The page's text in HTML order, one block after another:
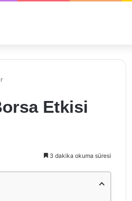
Etkisi
3 dakika okuma süresi